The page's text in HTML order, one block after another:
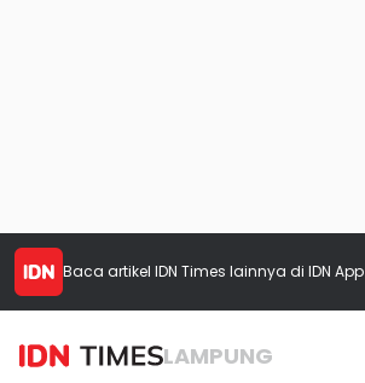
Baca artikel IDN Times lainnya di IDN App
LAMPUNG